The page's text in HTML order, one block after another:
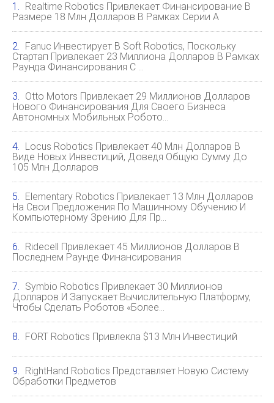
Realtime Robotics Привлекает Финансирование В
Размере 18 Млн Долларов В Рамках Серии A
Fanuc Инвестирует В Soft Robotics, Поскольку
Стартап Привлекает 23 Миллиона Долларов В Рамках
Раунда Финансирования С …
Otto Motors Привлекает 29 Миллионов Долларов
Нового Финансирования Для Своего Бизнеса
Автономных Мобильных Робото…
Locus Robotics Привлекает 40 Млн Долларов В
Виде Новых Инвестиций, Доведя Общую Сумму До
105 Млн Долларов
Elementary Robotics Привлекает 13 Млн Долларов
На Свои Предложения По Машинному Обучению И
Компьютерному Зрению Для Пр…
Ridecell Привлекает 45 Миллионов Долларов В
Последнем Раунде Финансирования
Symbio Robotics Привлекает 30 Миллионов
Долларов И Запускает Вычислительную Платформу,
Чтобы Сделать Роботов «более…
FORT Robotics Привлекла $13 Млн Инвестиций
RightHand Robotics Представляет Новую Систему
Обработки Предметов